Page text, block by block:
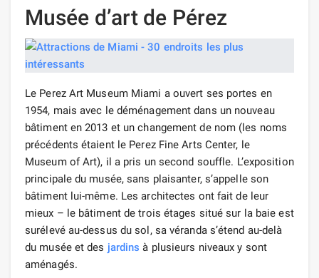
Musée d’art de Pérez
Le Perez Art Museum Miami a ouvert ses portes en
1954, mais avec le déménagement dans un nouveau
bâtiment en 2013 et un changement de nom (les noms
précédents étaient le Perez Fine Arts Center, le
Museum of Art), il a pris un second souffle. L’exposition
principale du musée, sans plaisanter, s’appelle son
bâtiment lui-même. Les architectes ont fait de leur
mieux – le bâtiment de trois étages situé sur la baie est
surélevé au-dessus du sol, sa véranda s’étend au-delà
du musée et des jardins à plusieurs niveaux y sont
aménagés.